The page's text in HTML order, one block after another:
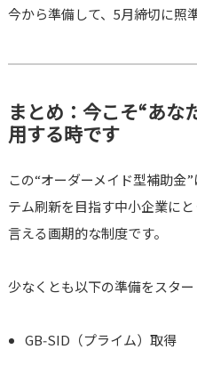
今から準備して、5月締切に照
まとめ：今こそ“あな
用する時です
この“オーダーメイド型補助金
テム刷新を目指す中小企業に
言える画期的な制度です。
少なくとも以下の準備をスター
GB‑SID（プライム）取得